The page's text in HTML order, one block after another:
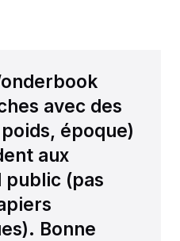
avec des
époque)
aux
public (pas
Bonne